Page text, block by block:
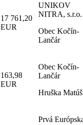
17 761,20
EUR
UNIKOV
NITRA, s.r.o.
Obec Kočín-
Lančár
163,98
EUR
Obec Kočín-
Lančár
Hruška Matúš
Prvá